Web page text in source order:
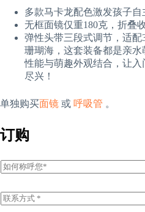
多款马卡龙配色激发孩子自
无框面镜仅重180克，折叠
弹性头带三段式调节，适
珊瑚海，这套装备都是亲
性能与萌趣外观结合，让
尽兴！
单独购买面镜 或 呼吸管 。
订购
姓
名
E
m